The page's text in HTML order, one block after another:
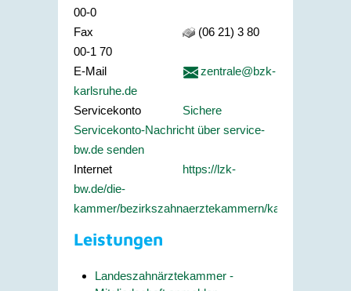
00-0
Fax
(06 21) 3 80
00-1 70
E-Mail
zentrale@bzk-
karlsruhe.de
Servicekonto
Sichere
Servicekonto-Nachricht über service-
bw.de senden
Internet
https://lzk-
bw.de/die-
kammer/bezirkszahnaerztekammern/karlsruhe/
Leistungen
Landeszahnärztekammer -